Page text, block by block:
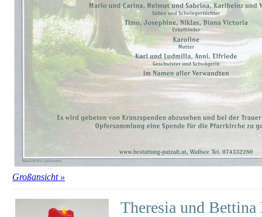
Großansicht »
Theresia und